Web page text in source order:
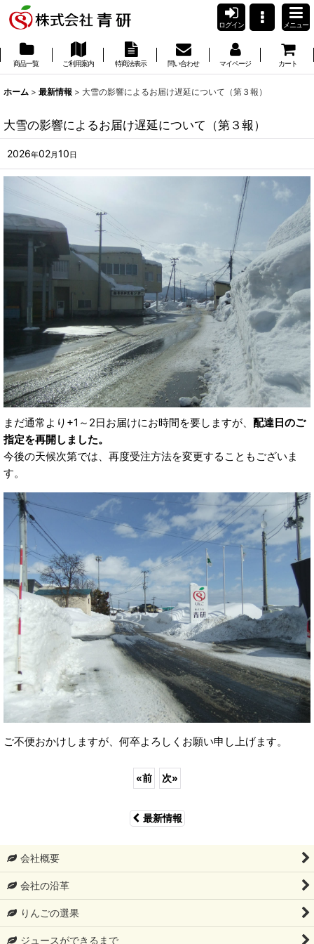
ログイン メニュー
商品一覧 ご利用案内 特商法表示 問い合わせ マイページ カート
ホーム > 最新情報 > 大雪の影響によるお届け遅延について（第３報）
大雪の影響によるお届け遅延について（第３報）
2026年02月10日
まだ通常より+1～2日お届けにお時間を要しますが、 配達日のご
指定を再開しました。
今後の天候次第では、再度受注方法を変更することもございま
す。
ご不便おかけしますが、何卒よろしくお願い申し上げます。
«前 次»
最新情報
会社概要
会社の沿革
りんごの選果
ジュースができるまで